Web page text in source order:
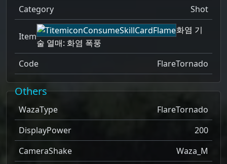
Category
Shot
Item
화염 기
술 열매: 화염 폭풍
Code
FlareTornado
Others
WazaType
FlareTornado
DisplayPower
200
CameraShake
Waza_M